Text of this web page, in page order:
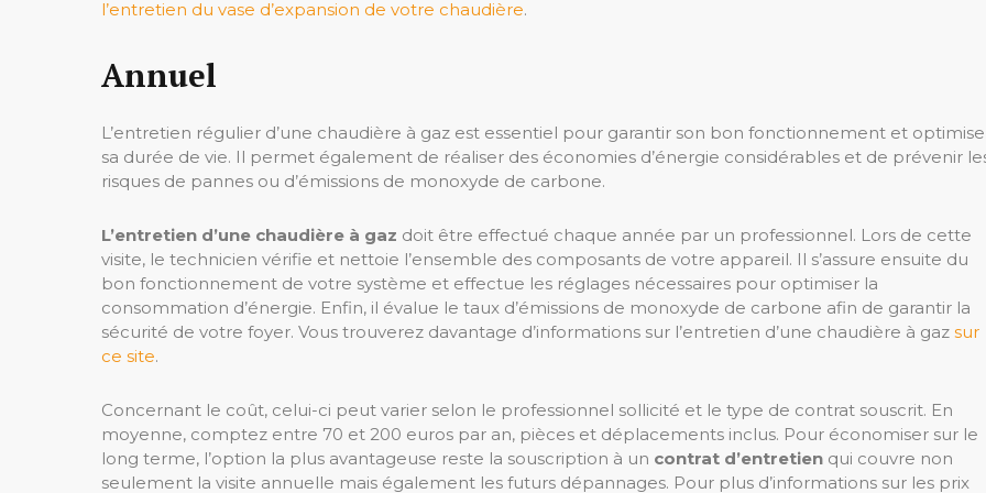
l’entretien du vase d’expansion de votre chaudière.
Annuel
L’entretien régulier d’une chaudière à gaz est essentiel pour garantir son bon fonctionnement et
sa durée de vie. Il permet également de réaliser des économies d’énergie considérables et de prévenir
risques de pannes ou d’émissions de monoxyde de carbone.
L’entretien d’une chaudière à gaz doit être effectué chaque année par un professionnel. Lors de cette
visite, le technicien vérifie et nettoie l’ensemble des composants de votre appareil. Il s’assure ensuite du
bon fonctionnement de votre système et effectue les réglages nécessaires pour optimiser la
consommation d’énergie. Enfin, il évalue le taux d’émissions de monoxyde de carbone afin de garantir la
sécurité de votre foyer. Vous trouverez davantage d’informations sur l’entretien d’une chaudière à gaz sur
ce site.
Concernant le coût, celui-ci peut varier selon le professionnel sollicité et le type de contrat souscrit. En
moyenne, comptez entre 70 et 200 euros par an, pièces et déplacements inclus. Pour économiser sur le
long terme, l’option la plus avantageuse reste la souscription à un contrat d’entretien qui couvre non
seulement la visite annuelle mais également les futurs dépannages. Pour plus d’informations sur les prix